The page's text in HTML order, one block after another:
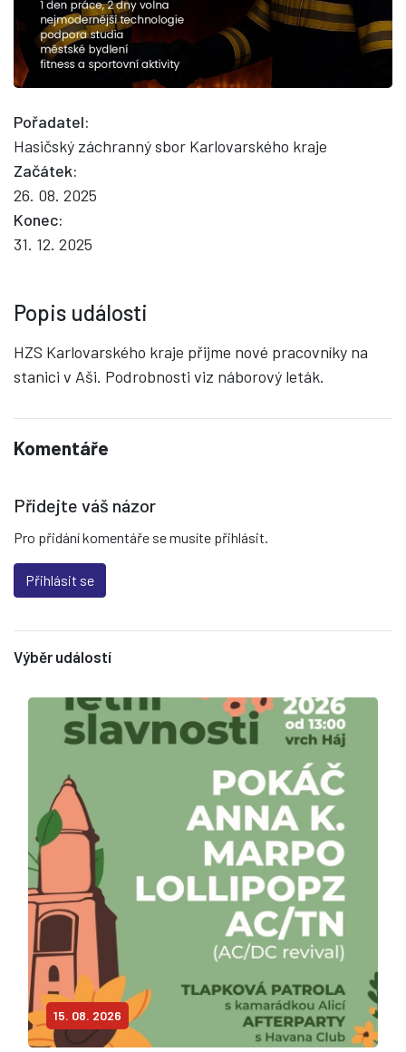
Pořadatel:
Hasičský záchranný sbor Karlovarského kraje
Začátek:
26. 08. 2025
Konec:
31. 12. 2025
Popis události
HZS Karlovarského kraje přijme nové pracovníky na
stanici v Aši. Podrobnosti viz náborový leták.
Komentáře
Přidejte váš názor
Pro přidání komentáře se musíte přihlásit.
Přihlásit se
Výběr událostí
15. 08. 2026